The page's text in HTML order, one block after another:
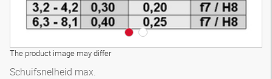
The product image may differ
Schuifsnelheid max.